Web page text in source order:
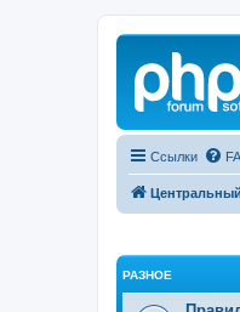
Ссылки
РАЗНОЕ